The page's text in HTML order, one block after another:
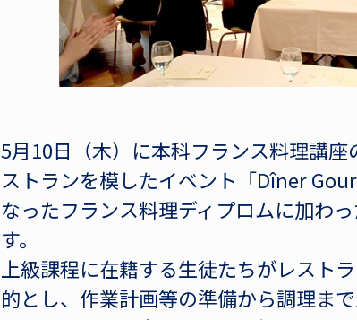
5月10日（木）に本科フランス料理講
ストランを模したイベント「Dîner
なったフランス料理ディプロムに加わ
す。
上級課程に在籍する生徒たちがレスト
的とし、作業計画等の準備から調理ま